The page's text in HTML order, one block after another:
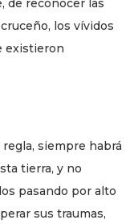
de reconocer las
los vívidos
existieron
siempre habrá
tierra, y no
pasando por alto
sus traumas,